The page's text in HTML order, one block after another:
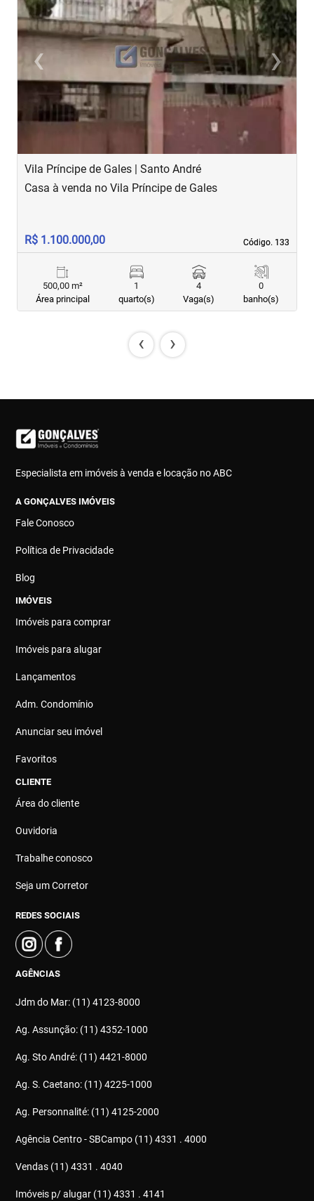
‹Previous ›Next
Vila Príncipe de Gales | Santo André
Código. 133
Código. 133
Casa à venda no Vila Príncipe de Gales
R$ 1.100.000,00
500,00 m²
Área principal
1
quarto(s)
4
Vaga(s)
0
banho(s)
‹ ›
Especialista em imóveis à venda e locação no ABC
A GONÇALVES IMÓVEIS
Fale Conosco
Política de Privacidade
Blog
IMÓVEIS
Imóveis para comprar
Imóveis para alugar
Lançamentos
Adm. Condomínio
Anunciar seu imóvel
Favoritos
CLIENTE
Área do cliente
Ouvidoria
Trabalhe conosco
Seja um Corretor
REDES SOCIAIS
AGÊNCIAS
Jdm do Mar: (11) 4123-8000
Ag. Assunção: (11) 4352-1000
Ag. Sto André: (11) 4421-8000
Ag. S. Caetano: (11) 4225-1000
Ag. Personnalité: (11) 4125-2000
Agência Centro - SBCampo (11) 4331 . 4000
Vendas (11) 4331 . 4040
Imóveis p/ alugar (11) 4331 . 4141